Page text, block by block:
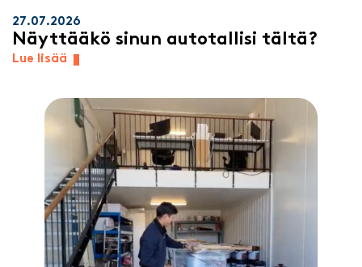
27.07.2026
Näyttääkö sinun autotallisi tältä?
Lue lisää